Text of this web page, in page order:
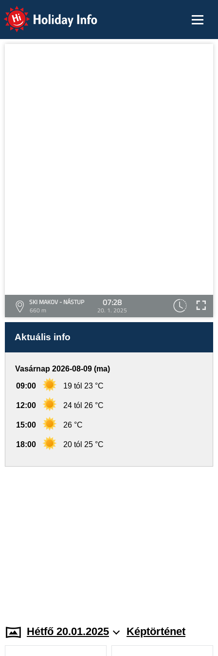
Holiday Info
SKI MAKOV - NÁSTUP
660 m
07:28
20. 1. 2025
Aktuális info
Vasárnap 2026-08-09 (ma)
09:00 19 tól 23 °C
12:00 24 tól 26 °C
15:00 26 °C
18:00 20 tól 25 °C
Hétfő 20.01.2025 Képtörténet